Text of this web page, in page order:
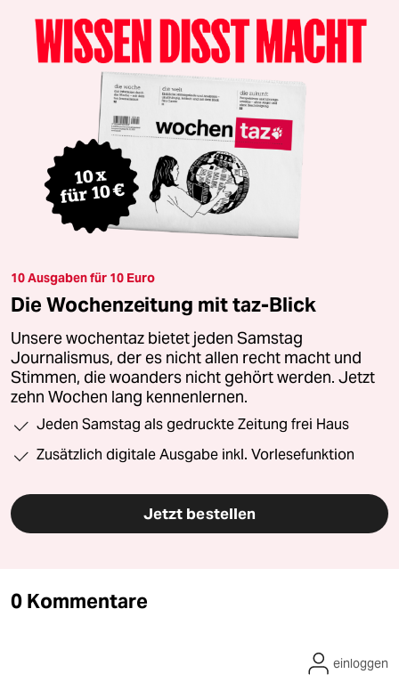
10 Ausgaben für 10 Euro
Die Wochenzeitung mit taz-Blick
Unsere wochentaz bietet jeden Samstag
Journalismus, der es nicht allen recht macht und
Stimmen, die woanders nicht gehört werden. Jetzt
zehn Wochen lang kennenlernen.
Jeden Samstag als gedruckte Zeitung frei Haus
Zusätzlich digitale Ausgabe inkl. Vorlesefunktion
Jetzt bestellen
0 Kommentare
einloggen